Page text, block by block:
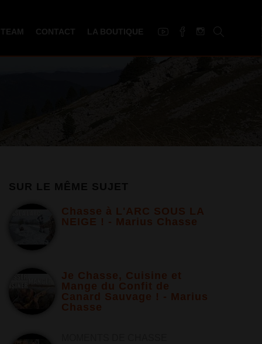
CONTACT LA BOUTIQUE
Chasse à L'ARC SOUS LA
NEIGE ! - Marius Chasse
Je Chasse, Cuisine et
Mange du Confit de
Canard Sauvage ! - Marius
Chasse